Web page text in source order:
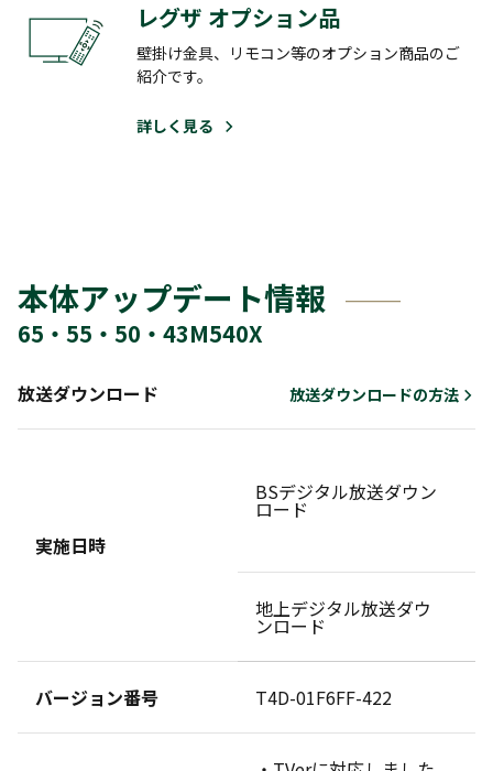
レグザ オプション品
壁掛け金具、リモコン等のオプション商品のご
紹介です。
詳しく見る
本体アップデート情報
65・55・50・43M540X
放送ダウンロード 放送ダウンロードの方法
実施日時
BSデジタル放送ダウン
ロード
地上デジタル放送ダウ
ンロード
バージョン番号 T4D-01F6FF-422